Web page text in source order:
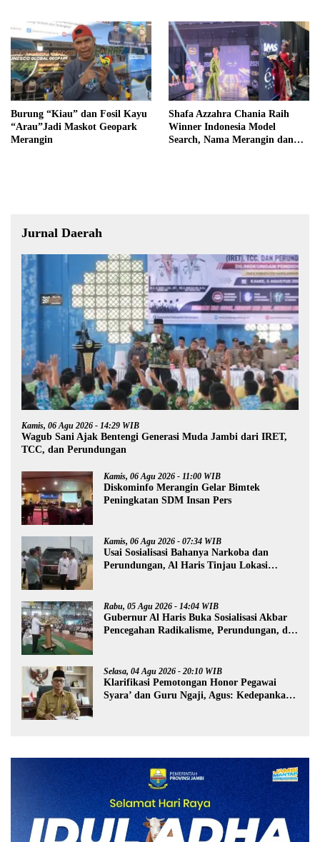
Burung “Kiau” dan Fosil Kayu
“Arau”Jadi Maskot Geopark
Merangin
Shafa Azzahra Chania Raih
Winner Indonesia Model
Search, Nama Merangin dan
Jurnal Daerah
Kamis, 06 Agu 2026 - 14:29 WIB
Wagub Sani Ajak Bentengi Generasi Muda Jambi dari IRET,
TCC, dan Perundungan
Kamis, 06 Agu 2026 - 11:00 WIB
Diskominfo Merangin Gelar Bimtek
Peningkatan SDM Insan Pers
Kamis, 06 Agu 2026 - 07:34 WIB
Usai Sosialisasi Bahanya Narkoba dan
Perundungan, Al Haris Tinjau Lokasi
Rabu, 05 Agu 2026 - 14:04 WIB
Gubernur Al Haris Buka Sosialisasi Akbar
Pencegahan Radikalisme, Perundungan, dan
Selasa, 04 Agu 2026 - 20:10 WIB
Klarifikasi Pemotongan Honor Pegawai
Syara’ dan Guru Ngaji, Agus: Kedepankan